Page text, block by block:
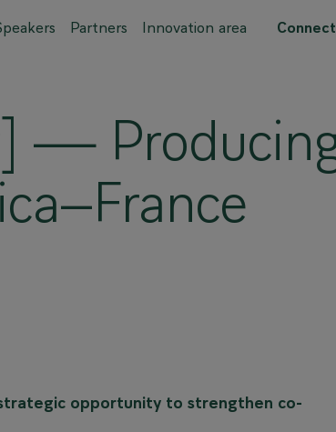
Partners Innovation area
—
opportunity to strengthen co-